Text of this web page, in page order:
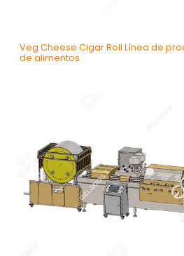
Veg Cheese Cigar Roll Línea de
de alimentos